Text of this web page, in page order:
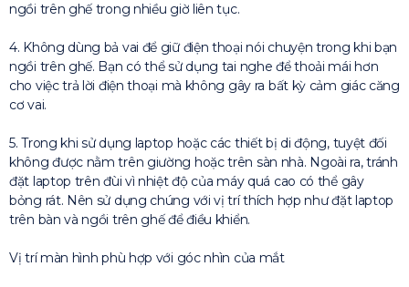
ngồi trên ghế trong nhiều giờ liên tục.
4. Không dùng bả vai để giữ điện thoại nói chuyện trong khi bạn
ngồi trên ghế. Bạn có thể sử dụng tai nghe để thoải mái hơn
cho việc trả lời điện thoại mà không gây ra bất kỳ cảm giác căng
cơ vai.
5. Trong khi sử dụng laptop hoặc các thiết bị di động, tuyệt đối
không được nằm trên giường hoặc trên sàn nhà. Ngoài ra, tránh
đặt laptop trên đùi vì nhiệt độ của máy quá cao có thể gây
bỏng rát. Nên sử dụng chúng với vị trí thích hợp như đặt laptop
trên bàn và ngồi trên ghế để điều khiển.
Vị trí màn hình phù hợp với góc nhìn của mắt